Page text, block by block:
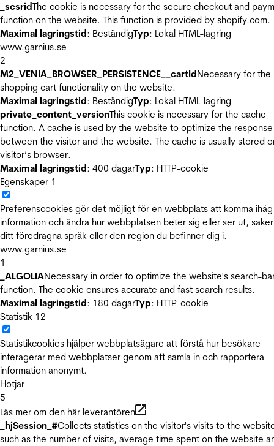
_scsridThe cookie is necessary for the secure checkout and
function on the website. This function is provided by shopify.com.
Maximal lagringstid: BeständigTyp: Lokal HTML-lagring
www.garnius.se
2
M2_VENIA_BROWSER_PERSISTENCE__cartIdNecessary for the
shopping cart functionality on the website.
Maximal lagringstid: BeständigTyp: Lokal HTML-lagring
private_content_versionThis cookie is necessary for the cache
function. A cache is used by the website to optimize the
between the visitor and the website. The cache is usually stored
visitor’s browser.
Maximal lagringstid: 400 dagarTyp: HTTP-cookie
Egenskaper 1
Preferenscookies gör det möjligt för en webbplats att komma ihåg
information och ändra hur webbplatsen beter sig eller ser ut,
ditt föredragna språk eller den region du befinner dig i.
www.garnius.se
1
_ALGOLIANecessary in order to optimize the website's search-
function. The cookie ensures accurate and fast search results.
Maximal lagringstid: 180 dagarTyp: HTTP-cookie
Statistik 12
Statistikcookies hjälper webbplatsägare att förstå hur besökare
interagerar med webbplatser genom att samla in och rapportera
information anonymt.
Hotjar
5
Läs mer om den här leverantören
_hjSession_#Collects statistics on the visitor's visits to the
such as the number of visits, average time spent on the website